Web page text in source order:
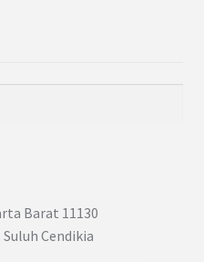
Barat 11130
Suluh Cendikia